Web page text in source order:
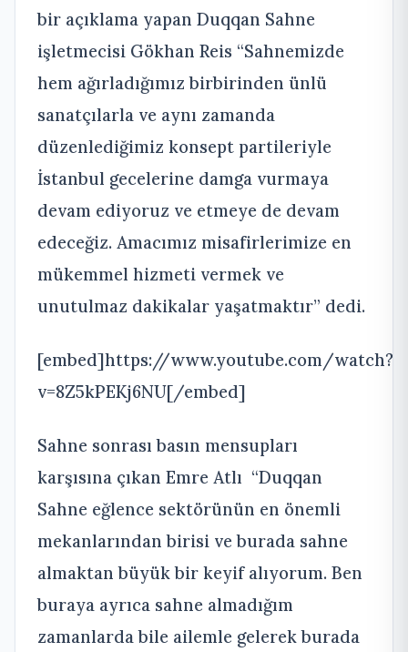
bir açıklama yapan Duqqan Sahne
işletmecisi Gökhan Reis “Sahnemizde
hem ağırladığımız birbirinden ünlü
sanatçılarla ve aynı zamanda
düzenlediğimiz konsept partileriyle
İstanbul gecelerine damga vurmaya
devam ediyoruz ve etmeye de devam
edeceğiz. Amacımız misafirlerimize en
mükemmel hizmeti vermek ve
unutulmaz dakikalar yaşatmaktır” dedi.
[embed]https://www.youtube.com/watch?
v=8Z5kPEKj6NU[/embed]
Sahne sonrası basın mensupları
karşısına çıkan Emre Atlı “Duqqan
Sahne eğlence sektörünün en önemli
mekanlarından birisi ve burada sahne
almaktan büyük bir keyif alıyorum. Ben
buraya ayrıca sahne almadığım
zamanlarda bile ailemle gelerek burada